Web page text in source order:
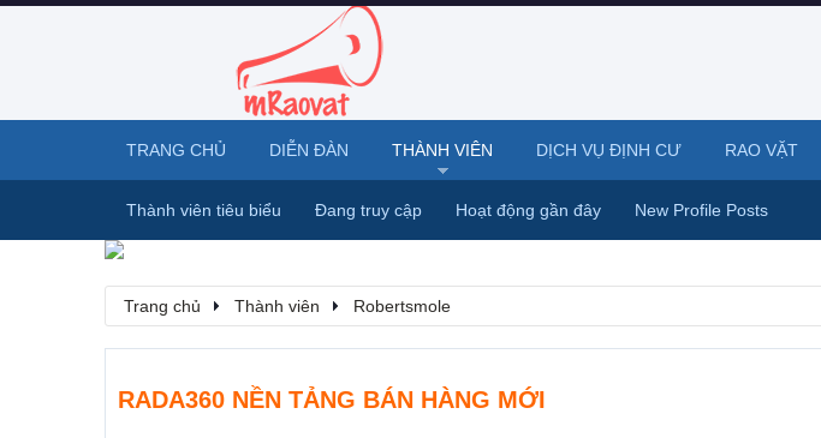
Trang chủ Thành viên Robertsmole
RADA360 NỀN TẢNG BÁN HÀNG MỚI
TRANG CHỦ DIỄN ĐÀN THÀNH VIÊN
Thành viên tiêu biểu Đang truy cập Hoạt động gần đây New Profile Posts
DỊCH VỤ ĐỊNH CƯ RAO VẶT